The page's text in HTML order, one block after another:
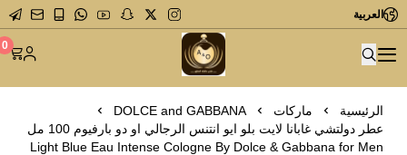
العربية
متجر عاشق العطور 0
الرئيسية ماركات
DOLCE and GABBANA
عطر دولتشي غابانا لايت بلو ايو انتنس الرجالي او دو بارفيوم 100 مل
Light Blue Eau Intense Cologne By Dolce & Gabbana for Men